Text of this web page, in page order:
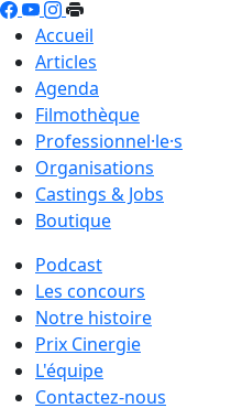
Accueil
Articles
Agenda
Filmothèque
Professionnel·le·s
Organisations
Castings & Jobs
Boutique
Podcast
Les concours
Notre histoire
Prix Cinergie
L'équipe
Contactez-nous